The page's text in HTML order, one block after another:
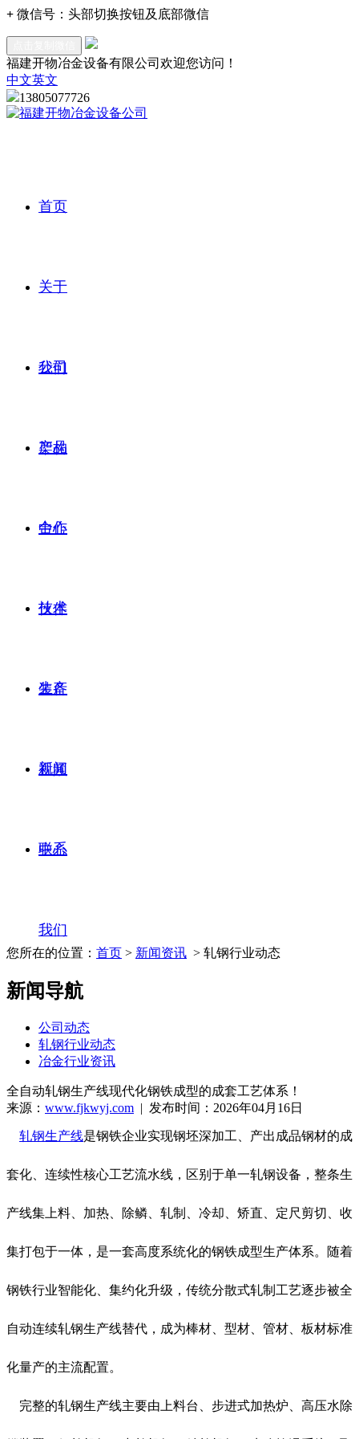
+ 微信号： 头部切换按钮及底部微信
福建开物冶金设备有限公司欢迎您访问！
中文英文
13805077726
首页
关于
我们
公司
架构
产品
中心
合作
伙伴
技术
装备
生产
视频
新闻
中心
联系
我们
您所在的位置： 首页 > 新闻资讯 > 轧钢行业动态
新闻导航
公司动态
轧钢行业动态
冶金行业资讯
全自动轧钢生产线现代化钢铁成型的成套工艺体系！
来源： www.fjkwyj.com | 发布时间：2026年04月16日
轧钢生产线是钢铁企业实现钢坯深加工、产出成品钢材的成
套化、连续性核心工艺流水线，区别于单一轧钢设备，整条生
产线集上料、加热、除鳞、轧制、冷却、矫直、定尺剪切、收
集打包于一体，是一套高度系统化的钢铁成型生产体系。随着
钢铁行业智能化、集约化升级，传统分散式轧制工艺逐步被全
自动连续轧钢生产线替代，成为棒材、型材、管材、板材标准
化量产的主流配置。
完整的轧钢生产线主要由上料台、步进式加热炉、高压水除